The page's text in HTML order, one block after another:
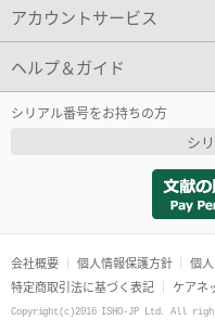
アカウントサービス
ヘルプ＆ガイド
シリアル番号をお持ちの方
シ
会社概要 個人情報保護方針
個
特定商取引法に基づく表記
ケアネ
Copyright(c)2016 ISHO-JP Ltd. All